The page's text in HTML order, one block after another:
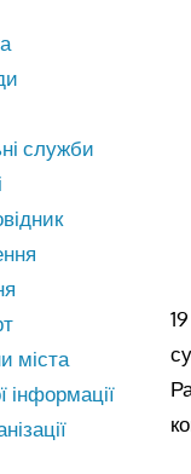
служби
міста
інформації